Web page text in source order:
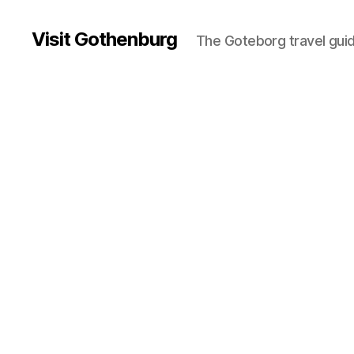
Visit Gothenburg The Goteborg travel